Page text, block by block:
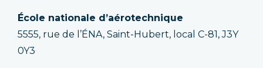
École nationale d’aérotechnique
5555, rue de l’ÉNA, Saint-Hubert, local C-81, J3Y
0Y3